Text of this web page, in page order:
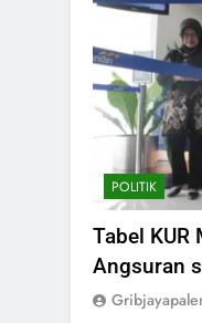
POLITIK
Tabel
Angsuran